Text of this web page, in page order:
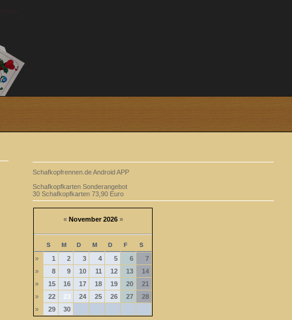
Schafkopfrennen.de Android APP
Schafkopfkarten Sonderangebot
30 Schafkopfkarten 73,90 Euro
«November 2026 »
S M D M D F S
» 1 2 3 4 5 6
7
»
8 9 10 11 12 13
14
»
15 16 17 18 19 20
21
»
22 23 24 25 26 27
28
»
29 30